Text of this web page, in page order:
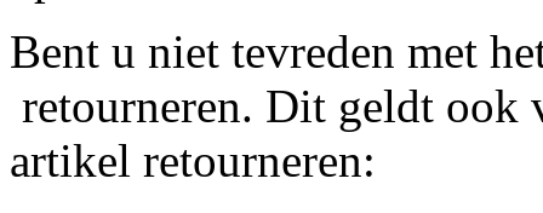
Bent u niet tevreden met
retourneren. Dit geldt ook
artikel retourneren: